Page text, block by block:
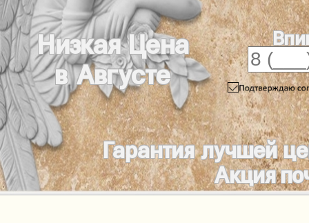
Низкая Цена
в Августе
Гарантия лучшей
Акция